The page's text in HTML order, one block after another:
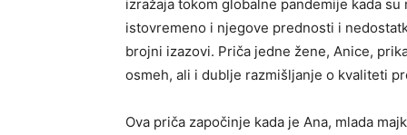
izražaja tokom globalne pandemije kada
istovremeno i njegove prednosti i
brojni izazovi. Priča jedne žene, Anice,
osmeh, ali i dublje razmišljanje o kvaliteti
Ova priča započinje kada je Ana, mlada